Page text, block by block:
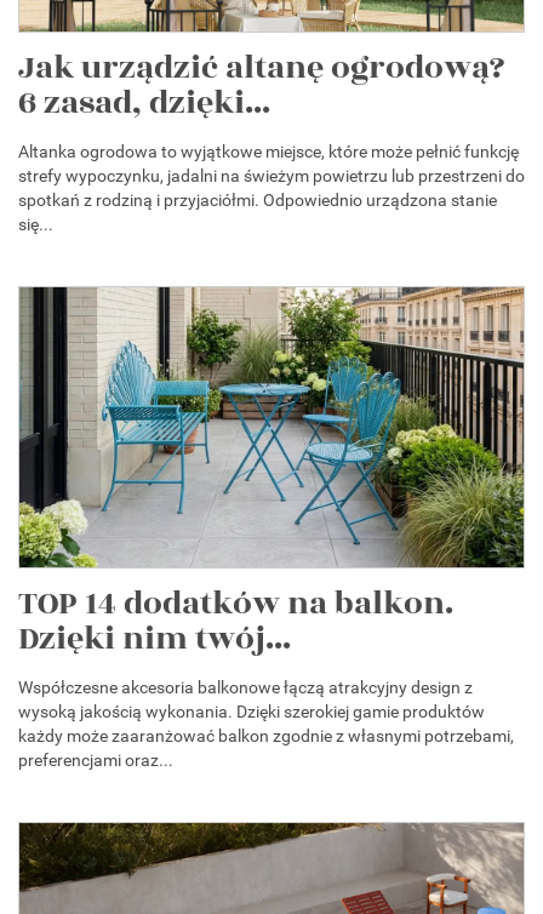
Jak urządzić altanę ogrodową?
6 zasad, dzięki...
Altanka ogrodowa to wyjątkowe miejsce, które może pełnić funkcję
strefy wypoczynku, jadalni na świeżym powietrzu lub przestrzeni do
spotkań z rodziną i przyjaciółmi. Odpowiednio urządzona stanie
się...
TOP 14 dodatków na balkon.
Dzięki nim twój...
Współczesne akcesoria balkonowe łączą atrakcyjny design z
wysoką jakością wykonania. Dzięki szerokiej gamie produktów
każdy może zaaranżować balkon zgodnie z własnymi potrzebami,
preferencjami oraz...